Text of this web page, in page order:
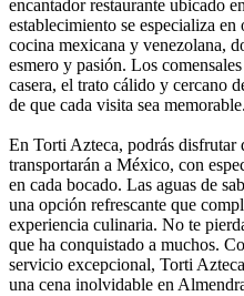
encantador restaurante ubicado
establecimiento se especializa
cocina mexicana y venezolana,
esmero y pasión. Los
casera, el trato cálido y cercano
de que cada visita sea memorable.
En Torti Azteca, podrás disfrutar
transportarán a México, con
en cada bocado. Las aguas de
una opción refrescante que
experiencia culinaria. No te
que ha conquistado a muchos.
servicio excepcional, Torti
una cena inolvidable en